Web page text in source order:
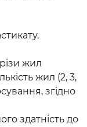
жил
жил (2, 3,
згідно
здатність до